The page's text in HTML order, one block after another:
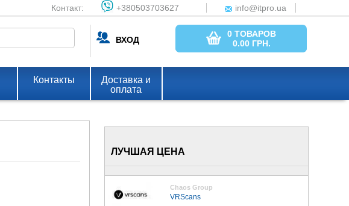
Контакт: +380503703627 info@itpro.ua
ВХОД
0 ТОВАРОВ
0.00 ГРН.
Контакты
Доставка и
оплата
ЛУЧШАЯ ЦЕНА
Chaos Group
VRScans